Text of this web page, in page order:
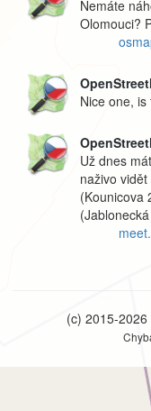
Nemáte
Olomouci?
Nice one,
Už dnes
naživo
(Kounicova
(c) 2015-2026